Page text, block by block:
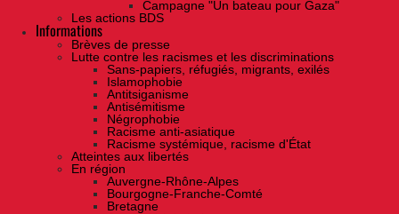
Campagne "Un bateau pour Gaza"
Les actions BDS
Informations
Brèves de presse
Lutte contre les racismes et les discriminations
Sans-papiers, réfugiés, migrants, exilés
Islamophobie
Antitsiganisme
Antisémitisme
Négrophobie
Racisme anti-asiatique
Racisme systémique, racisme d'État
Atteintes aux libertés
En région
Auvergne-Rhône-Alpes
Bourgogne-Franche-Comté
Bretagne